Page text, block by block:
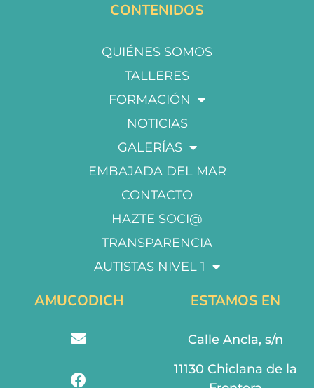
CONTENIDOS
QUIÉNES SOMOS
TALLERES
FORMACIÓN
NOTICIAS
GALERÍAS
EMBAJADA DEL MAR
CONTACTO
HAZTE SOCI@
TRANSPARENCIA
AUTISTAS NIVEL 1
AMUCODICH ESTAMOS EN
Calle Ancla, s/n
11130 Chiclana de la